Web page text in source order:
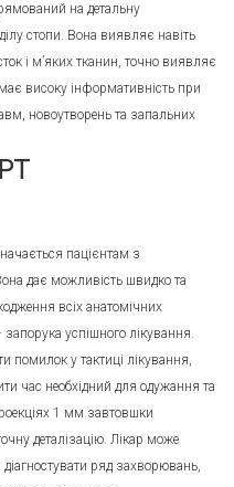
на детальну
стопи. Вона виявляє навіть
і м’яких тканин, точно виявляє
високу інформативність при
новоутворень та запальних
пацієнтам з
дає можливість швидко та
всіх анатомічних
запорука успішного лікування.
помилок у тактиці лікування,
час необхідний для одужання та
1 мм завтовшки
деталізацію. Лікар може
ряд захворювань,